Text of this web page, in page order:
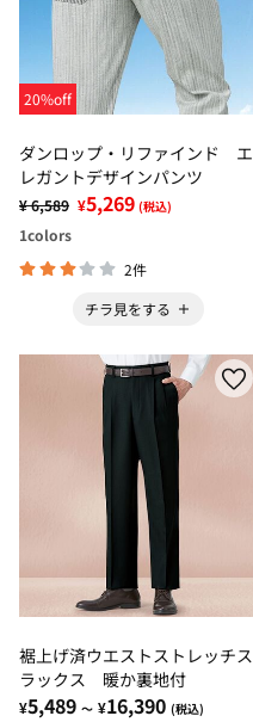
20%off
ダンロップ・リファインド エ
レガントデザインパンツ
¥ 6,589 ¥5,269 (税込)
1colors
2件
チラ見をする
裾上げ済ウエストストレッチス
ラックス 暖か裏地付
¥5,489 ～ ¥16,390 (税込)